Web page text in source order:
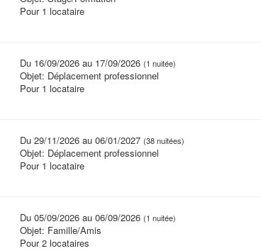
Pour 1 locataire
Du 16/09/2026 au 17/09/2026 (1 nuitée)
Objet: Déplacement professionnel
Pour 1 locataire
Du 29/11/2026 au 06/01/2027 (38 nuitées)
Objet: Déplacement professionnel
Pour 1 locataire
Du 05/09/2026 au 06/09/2026 (1 nuitée)
Objet: Famille/Amis
Pour 2 locataires